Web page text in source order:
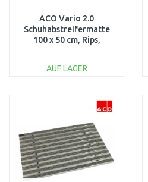
ACO Vario 2.0
Schuhabstreifermatte
100 x 50 cm, Rips,
AUF LAGER